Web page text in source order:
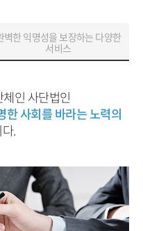
벽한 익명성을 보장하는 다양한
서비스
인 사단법인
한 사회를 바라는 노력의
.